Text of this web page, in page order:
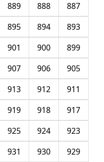
887
888
889
893
894
895
899
900
901
905
906
907
911
912
913
917
918
919
923
924
925
929
930
931